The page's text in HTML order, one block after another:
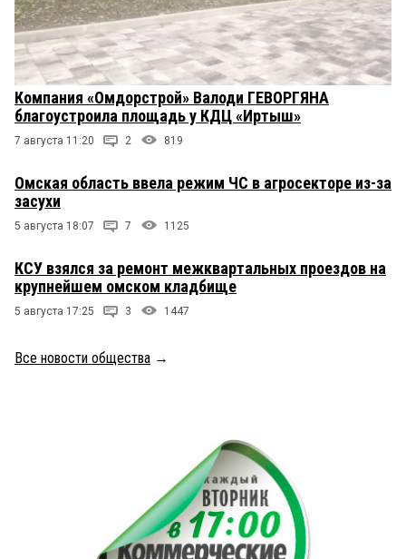
Компания «Омдорстрой» Валоди ГЕВОРГЯНА
благоустроила площадь у КДЦ «Иртыш»
7 августа 11:20 2 819
Омская область ввела режим ЧС в агросекторе из-за
засухи
5 августа 18:07 7 1125
КСУ взялся за ремонт межквартальных проездов на
крупнейшем омском кладбище
5 августа 17:25 3 1447
Все новости общества →